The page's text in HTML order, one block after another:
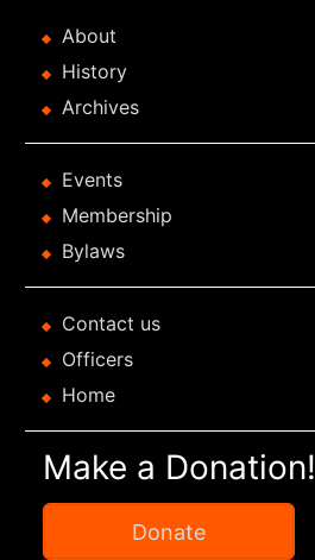
About
History
Archives
Events
Membership
Bylaws
Contact us
Officers
Home
Make a Donation!
Donate